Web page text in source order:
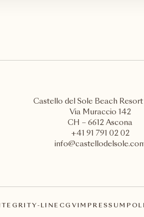
Castello del Sole Beach Resort
Via Muraccio 142
CH – 6612 Ascona
+41 91 791 02 02
LINE CGV IMPRESSUM